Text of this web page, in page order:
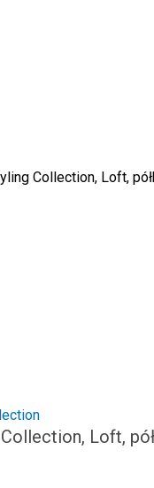
Zapisz
Loft,